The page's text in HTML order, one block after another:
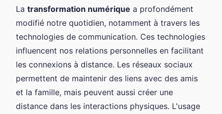
La transformation numérique a profondément
modifié notre quotidien, notamment à travers les
technologies de communication. Ces technologies
influencent nos relations personnelles en facilitant
les connexions à distance. Les réseaux sociaux
permettent de maintenir des liens avec des amis
et la famille, mais peuvent aussi créer une
distance dans les interactions physiques. L'usage